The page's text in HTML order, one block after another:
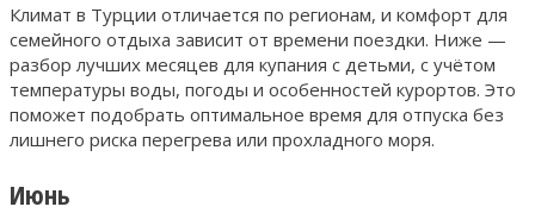
Климат в Турции отличается по регионам, и комфорт для
семейного отдыха зависит от времени поездки. Ниже —
разбор лучших месяцев для купания с детьми, с учётом
температуры воды, погоды и особенностей курортов. Это
поможет подобрать оптимальное время для отпуска без
лишнего риска перегрева или прохладного моря.
Июнь